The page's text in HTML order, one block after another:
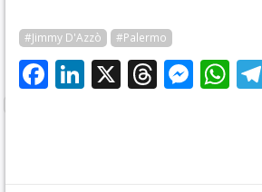
#Jimmy D'Azzò #Palermo
Facebook
LinkedIn
X